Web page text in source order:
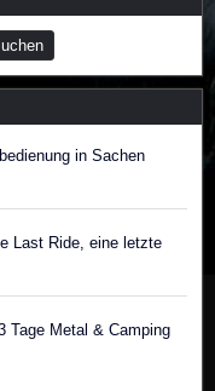
in Sachen
Last Ride, eine letzte
Tage Metal & Camping